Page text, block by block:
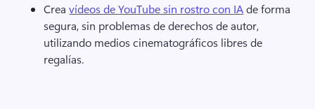
Crea vídeos de YouTube sin rostro con IA de forma
segura, sin problemas de derechos de autor,
utilizando medios cinematográficos libres de
regalías.